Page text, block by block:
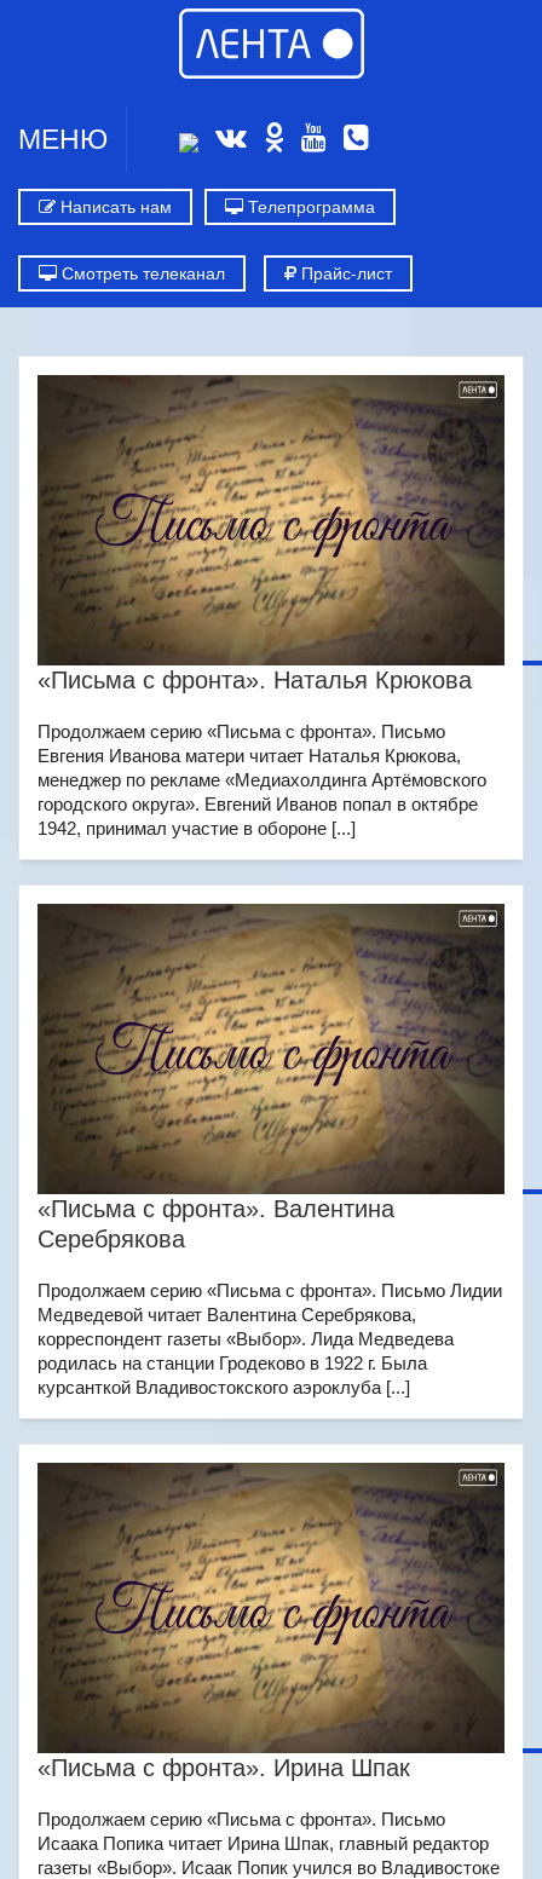
МЕНЮ
Написать нам Телепрограмма
Смотреть телеканал Прайс-лист
«Письма с фронта». Наталья Крюкова
Продолжаем серию «Письма с фронта». Письмо
Евгения Иванова матери читает Наталья Крюкова,
менеджер по рекламе «Медиахолдинга Артёмовского
городского округа». Евгений Иванов попал в октябре
1942, принимал участие в обороне [...]
«Письма с фронта». Валентина
Серебрякова
Продолжаем серию «Письма с фронта». Письмо Лидии
Медведевой читает Валентина Серебрякова,
корреспондент газеты «Выбор». Лида Медведева
родилась на станции Гродеково в 1922 г. Была
курсанткой Владивостокского аэроклуба [...]
«Письма с фронта». Ирина Шпак
Продолжаем серию «Письма с фронта». Письмо
Исаака Попика читает Ирина Шпак, главный редактор
газеты «Выбор». Исаак Попик учился во Владивостоке